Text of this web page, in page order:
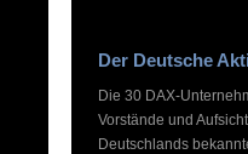
Der Deutsche
Die 30 DAX-
Vorstände und
Deutschlands